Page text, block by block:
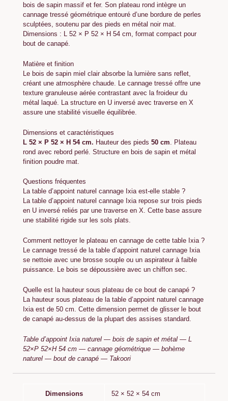
bois de sapin massif et fer. Son plateau rond intègre un
cannage tressé géométrique entouré d’une bordure de perles
sculptées, soutenu par des pieds en métal noir mat.
Dimensions : L 52 × P 52 × H 54 cm, format compact pour
bout de canapé.
Matière et finition
Le bois de sapin miel clair absorbe la lumière sans reflet,
créant une atmosphère chaude. Le cannage tressé offre une
texture granuleuse aérée contrastant avec la froideur du
métal laqué. La structure en U inversé avec traverse en X
assure une stabilité visuelle équilibrée.
Dimensions et caractéristiques
L 52 × P 52 × H 54 cm. Hauteur des pieds 50 cm . Plateau
rond avec rebord perlé. Structure en bois de sapin et métal
finition poudre mat.
Questions fréquentes
La table d’appoint naturel cannage Ixia est-elle stable ?
La table d’appoint naturel cannage Ixia repose sur trois pieds
en U inversé reliés par une traverse en X. Cette base assure
une stabilité rigide sur les sols plats.
Comment nettoyer le plateau en cannage de cette table Ixia ?
Le cannage tressé de la table d’appoint naturel cannage Ixia
se nettoie avec une brosse souple ou un aspirateur à faible
puissance. Le bois se dépoussière avec un chiffon sec.
Quelle est la hauteur sous plateau de ce bout de canapé ?
La hauteur sous plateau de la table d’appoint naturel cannage
Ixia est de 50 cm. Cette dimension permet de glisser le bout
de canapé au-dessus de la plupart des assises standard.
Table d’appoint Ixia naturel — bois de sapin et métal — L
52×P 52×H 54 cm — cannage géométrique — bohème
naturel — bout de canapé — Takoori
Dimensions 52 × 52 × 54 cm